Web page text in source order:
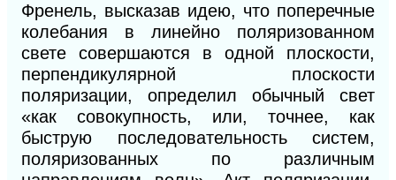
Френель, высказав идею, что поперечные
колебания в линейно поляризованном
свете совершаются в одной плоскости,
перпендикулярной плоскости
поляризации, определил обычный свет
«как совокупность, или, точнее, как
быструю последовательность систем,
поляризованных по различным